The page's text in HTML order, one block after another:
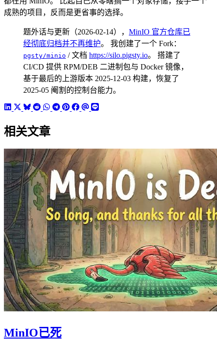
成熟的项目，反而是更省事的选择。
题外话与更新（2026-02-14）， MinIO 官方仓库已
经彻底归档并不再维护。 我创建了一个 Fork：
pgsty/minio / 文档 https://silo.pigsty.io。 搭建了
CI/CD 提供 RPM/DEB 二进制包与 Docker 镜像，
基于最后的上游版本 2025-12-03 构建，恢复了
2025-05 阉割的控制台能力。
相关文章
MinIO已死